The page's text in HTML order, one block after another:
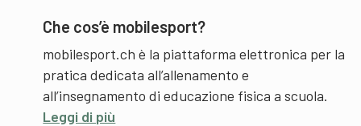
Che cos’è mobilesport?
mobilesport.ch è la piattaforma elettronica per la
pratica dedicata all’allenamento e
all’insegnamento di educazione fisica a scuola.
Leggi di più